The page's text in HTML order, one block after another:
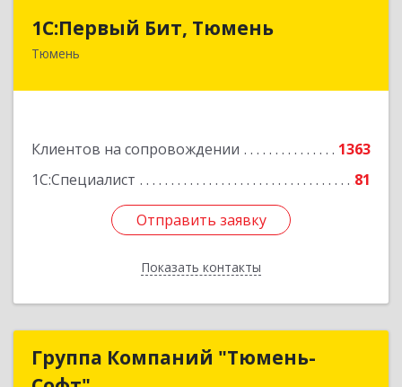
1С:Первый Бит, Тюмень
Тюмень
Клиентов на сопровождении
1363
1С:Специалист
81
Отправить заявку
Показать контакты
1С:Первый Бит, Тюмень
625000, Тюменская обл, Тюмень г, Республики
Отправить заявку
Назад
Группа Компаний "Тюмень-
Группа Компаний "Тюмень-